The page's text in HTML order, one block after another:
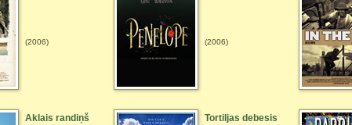
(2006) (2006)
Aklais randiņš Tortiljas debesis